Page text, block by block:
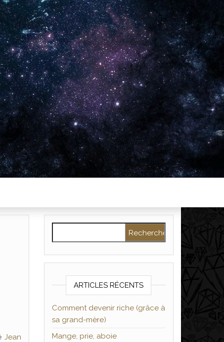
Jean
ARTICLES RÉCENTS
Comment devenir riche (grâce à
sa grand-mère)
Mange, prie, aboie